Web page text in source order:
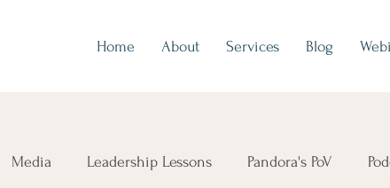
Home About Services Blog
Media Leadership Lessons Pandora's PoV